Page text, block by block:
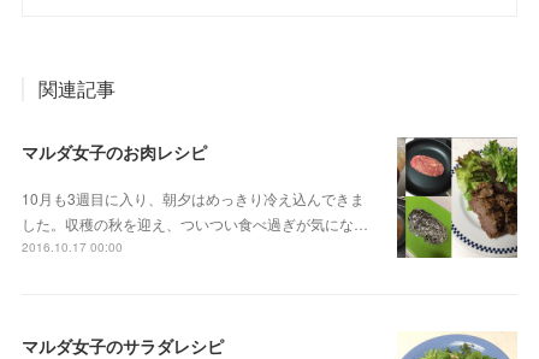
関連記事
マルダ女子のお肉レシピ
10月も3週目に入り、朝夕はめっきり冷え込んできま
した。収穫の秋を迎え、ついつい食べ過ぎが気にな…
2016.10.17 00:00
マルダ女子のサラダレシピ